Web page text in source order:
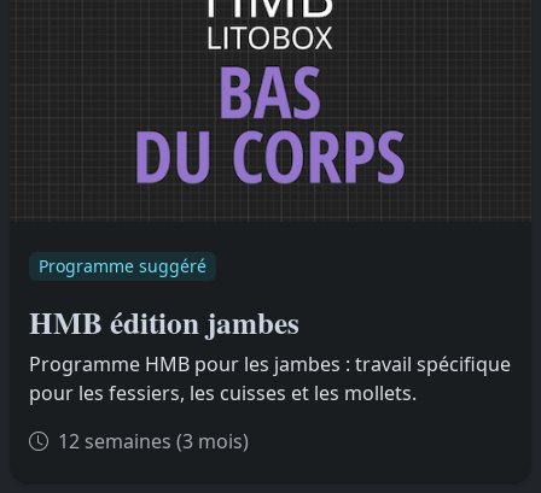
Programme suggéré
HMB édition jambes
Programme HMB pour les jambes : travail spécifique
pour les fessiers, les cuisses et les mollets.
12 semaines (3 mois)